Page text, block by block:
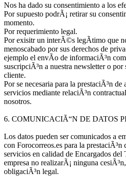
Nos ha dado su consentimiento a los
Por supuesto podrÃ¡ retirar su
momento.
Por requerimiento legal.
Por exisitr un interÃ©s legÃ­timo que
menoscabado por sus derechos de
ejemplo el envÃ­o de informaciÃ³n
suscripciÃ³n a nuestra newsletter o
cliente.
Por se necesaria para la prestaciÃ³n de
servicios mediante relaciÃ³n
nosotros.
6. COMUNICACIÃ“N DE DATOS
Los datos pueden ser comunicados a
con Forocorreos.es para la prestaciÃ³n
servicios en calidad de Encargados del
empresa no realizarÃ¡ ninguna
obligaciÃ³n legal.